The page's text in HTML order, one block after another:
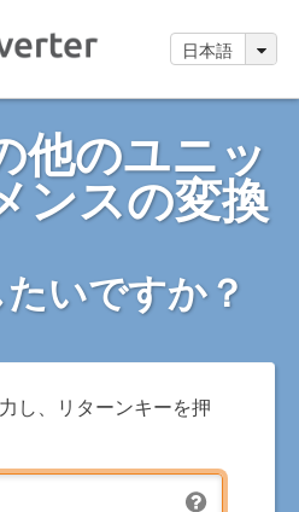
日本語
他のユニッ
ンスの変換
いですか？
し、リターンキーを押